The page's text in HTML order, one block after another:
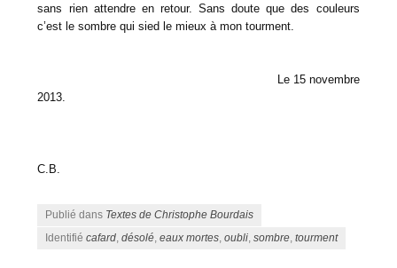
sans rien attendre en retour. Sans doute que des couleurs
c’est le sombre qui sied le mieux à mon tourment.
Le 15 novembre
2013.
C.B.
Publié dans Textes de Christophe Bourdais
Identifiécafard,désolé,eaux mortes,oubli,sombre,tourment